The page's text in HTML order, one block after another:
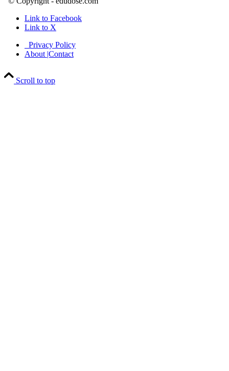
April 9, 2026
नासा का आर्टेमिस-2 मिशन: मनुष्य एक बार फिर से चंद्रमा के
पहुंचा
April 7, 2026
Link to Facebook
Link to X
Privacy Policy
About |Contact
Scroll to top